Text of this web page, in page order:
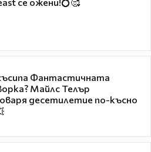
се ожени!💍🥰
Фантастичната
Майлс Телър
десетилетие по-късно